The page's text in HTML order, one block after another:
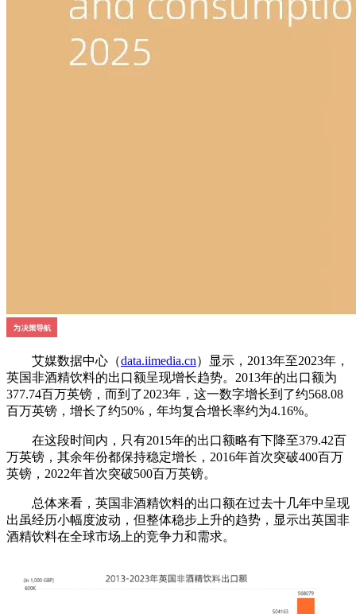
艾媒数据中心（data.iimedia.cn）显示，2013年至2023年，
英国非酒精饮料的出口额呈现增长趋势。2013年的出口额为
377.74百万英镑，而到了2023年，这一数字增长到了约568.08
百万英镑，增长了约50%，年均复合增长率约为4.16%。
在这段时间内，只有2015年的出口额略有下降至379.42百
万英镑，其余年份都保持稳定增长，2016年首次突破400百万
英镑，2022年首次突破500百万英镑。
总体来看，英国非酒精饮料的出口额在过去十几年中呈现
出虽经历小幅度波动，但整体稳步上升的趋势，显示出英国非
酒精饮料在全球市场上的竞争力和需求。